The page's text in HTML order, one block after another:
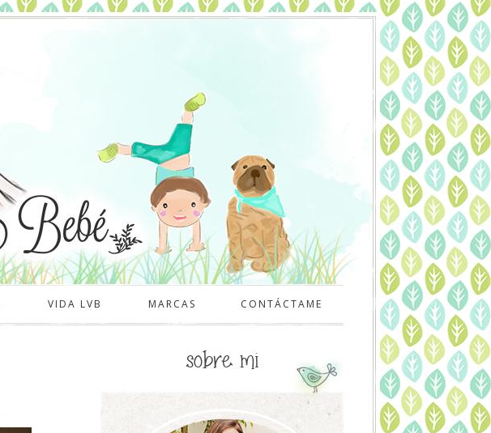
VIDA LVB MARCAS CONTÁCTAME
sobre mi